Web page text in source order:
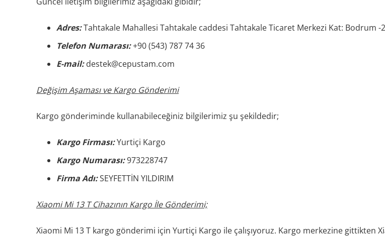
Adres:Tahtakale Mahallesi Tahtakale caddesi Tahtakale Ticaret Merkezi Kat: Bodrum
Telefon Numarası:+90 (543) 787 74 36
E-mail:destek@cepustam.com
Değişim Aşaması ve Kargo Gönderimi
Kargo gönderiminde kullanabileceğiniz bilgilerimiz şu şekildedir;
Kargo Firması:Yurtiçi Kargo
Kargo Numarası:973228747
Firma Adı:SEYFETTİN YILDIRIM
Xiaomi Mi 13 T Cihazının Kargo İle Gönderimi;
Xiaomi Mi 13 T kargo gönderimi için Yurtiçi Kargo ile çalışıyoruz. Kargo merkezine